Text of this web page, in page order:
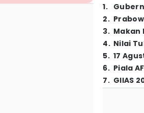
1.
2.
3. Makan
4. Nilai
5. 17
6. Piala
7. GIIAS